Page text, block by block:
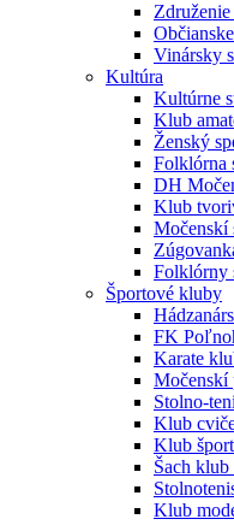
Vinársky
Kultúra
Kultúrne
Klub
Ženský
Folklórna
DH
Klub
Močenskí
Folklórny
Športové kluby
FK
Karate
Močenskí
Stolno-
Klub
Klub
Šach
Klub